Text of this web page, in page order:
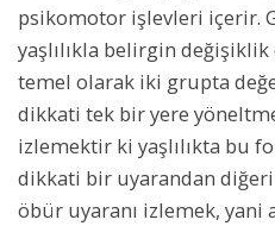
psikomotor işlevleri içerir.
yaşlılıkla belirgin
temel olarak iki grupta
dikkati tek bir yere
izlemektir ki yaşlılıkta bu
dikkati bir uyarandan
öbür uyaranı izlemek, yani